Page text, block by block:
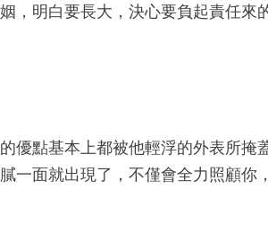
，明白要長大，決心要負起責任來
點基本上都被他輕浮的外表所掩蓋
一面就出現了，不僅會全力照顧你